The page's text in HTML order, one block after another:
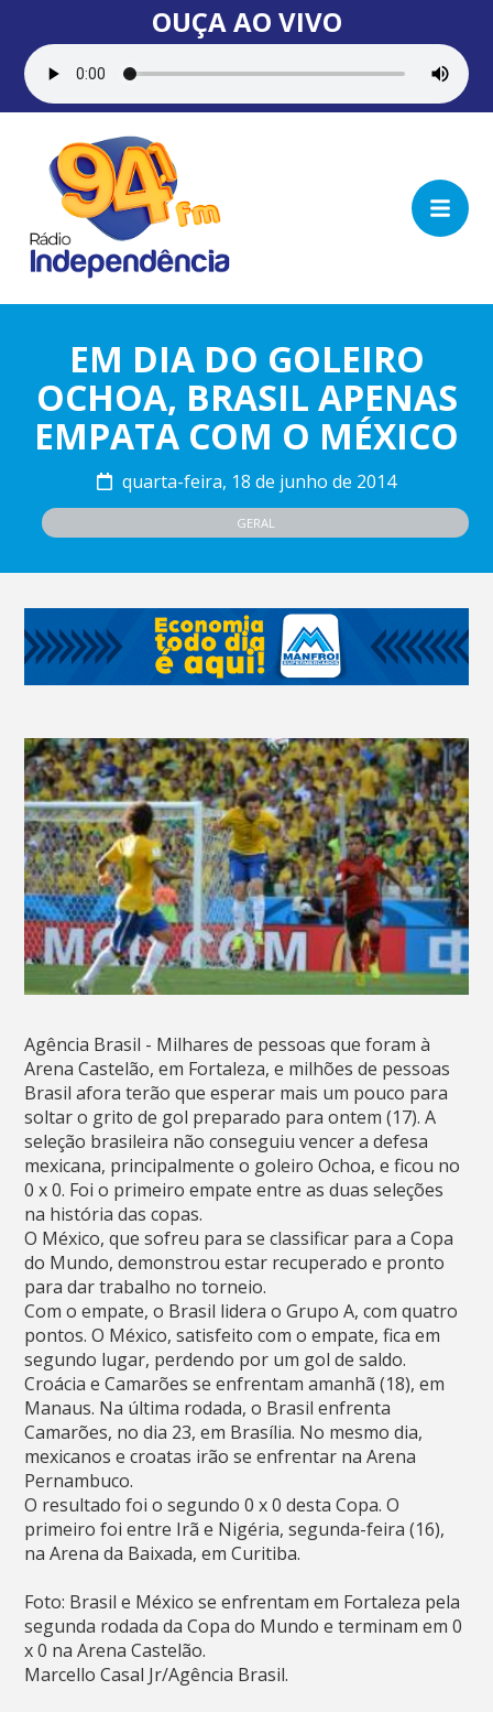
OUÇA AO VIVO
EM DIA DO GOLEIRO
OCHOA, BRASIL APENAS
EMPATA COM O MÉXICO
quarta-feira, 18 de junho de 2014
GERAL
Agência Brasil - Milhares de pessoas que foram à
Arena Castelão, em Fortaleza, e milhões de pessoas
Brasil afora terão que esperar mais um pouco para
soltar o grito de gol preparado para ontem (17). A
seleção brasileira não conseguiu vencer a defesa
mexicana, principalmente o goleiro Ochoa, e ficou no
0 x 0. Foi o primeiro empate entre as duas seleções
na história das copas.
O México, que sofreu para se classificar para a Copa
do Mundo, demonstrou estar recuperado e pronto
para dar trabalho no torneio.
Com o empate, o Brasil lidera o Grupo A, com quatro
pontos. O México, satisfeito com o empate, fica em
segundo lugar, perdendo por um gol de saldo.
Croácia e Camarões se enfrentam amanhã (18), em
Manaus. Na última rodada, o Brasil enfrenta
Camarões, no dia 23, em Brasília. No mesmo dia,
mexicanos e croatas irão se enfrentar na Arena
Pernambuco.
O resultado foi o segundo 0 x 0 desta Copa. O
primeiro foi entre Irã e Nigéria, segunda-feira (16),
na Arena da Baixada, em Curitiba.
Foto: Brasil e México se enfrentam em Fortaleza pela
segunda rodada da Copa do Mundo e terminam em 0
x 0 na Arena Castelão.
Marcello Casal Jr/Agência Brasil.